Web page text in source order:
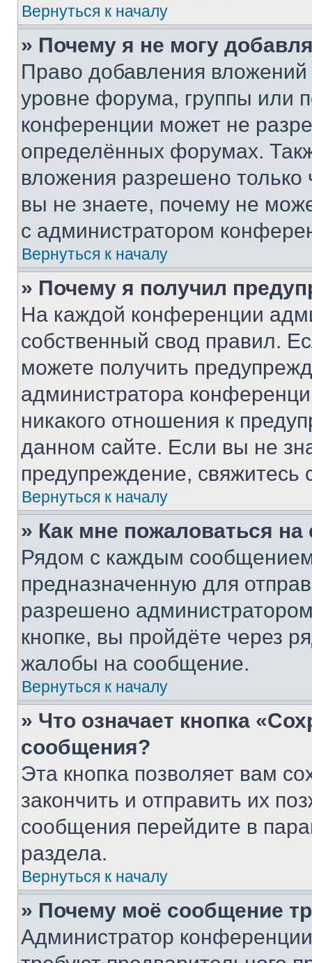
Вернуться к началу
» Почему я не могу
Право добавления
уровне форума, группы или
конференции может не
определённых форумах.
вложения разрешено
вы не знаете, почему не
с администратором
Вернуться к началу
» Почему я получил
На каждой конференции
собственный свод правил.
можете получить
администратора
никакого отношения к
данном сайте. Если вы не
предупреждение,
Вернуться к началу
» Как мне пожаловаться
Рядом с каждым сообщением
предназначенную для
разрешено
кнопке, вы пройдёте через
жалобы на сообщение.
Вернуться к началу
» Что означает кнопка
сообщения?
Эта кнопка позволяет вам
закончить и отправить их
сообщения перейдите в
раздела.
Вернуться к началу
» Почему моё сообщение
Администратор